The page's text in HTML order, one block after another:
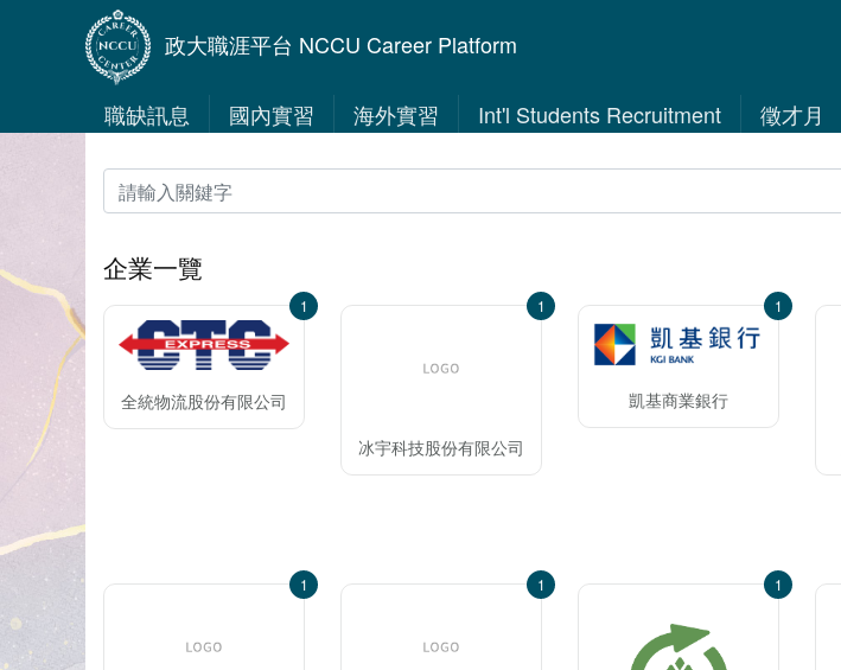
政大職涯平台 NCCU Career Platform
職缺訊息 國內實習 海外實習 Int'l Students Recruitment 徵才月
企業一覽
全統物流股份有限公司
1
冰宇科技股份有限公司
1
凱基商業銀行
1
1 1 1